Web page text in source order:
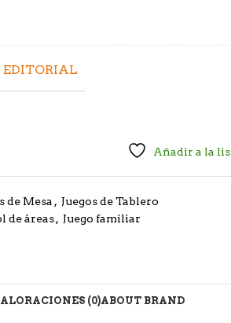
Añadir a la
de Mesa , Juegos de Tablero
de áreas, Juego familiar
(0)ABOUT BRAND